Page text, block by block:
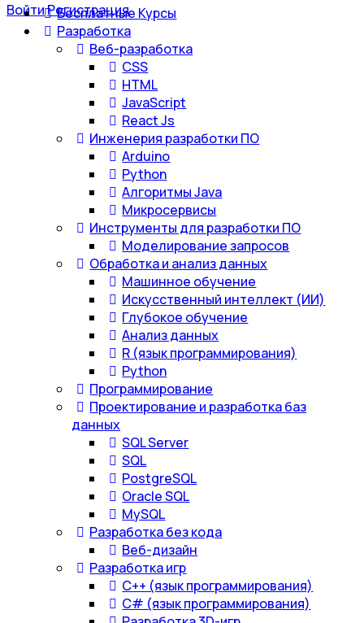
ВойтиРегистрация
Бесплатные Курсы
Разработка
Веб-разработка
CSS
HTML
JavaScript
React Js
Инженерия разработки ПО
Arduino
Python
Алгоритмы Java
Микросервисы
Инструменты для разработки ПО
Моделирование запросов
Обработка и анализ данных
Машинное обучение
Искусственный интеллект (ИИ)
Глубокое обучение
Анализ данных
R (язык программирования)
Python
Программирование
Проектирование и разработка баз
данных
SQL Server
SQL
PostgreSQL
Oracle SQL
MySQL
Разработка без кода
Веб-дизайн
Разработка игр
С++ (язык программирования)
С# (язык программирования)